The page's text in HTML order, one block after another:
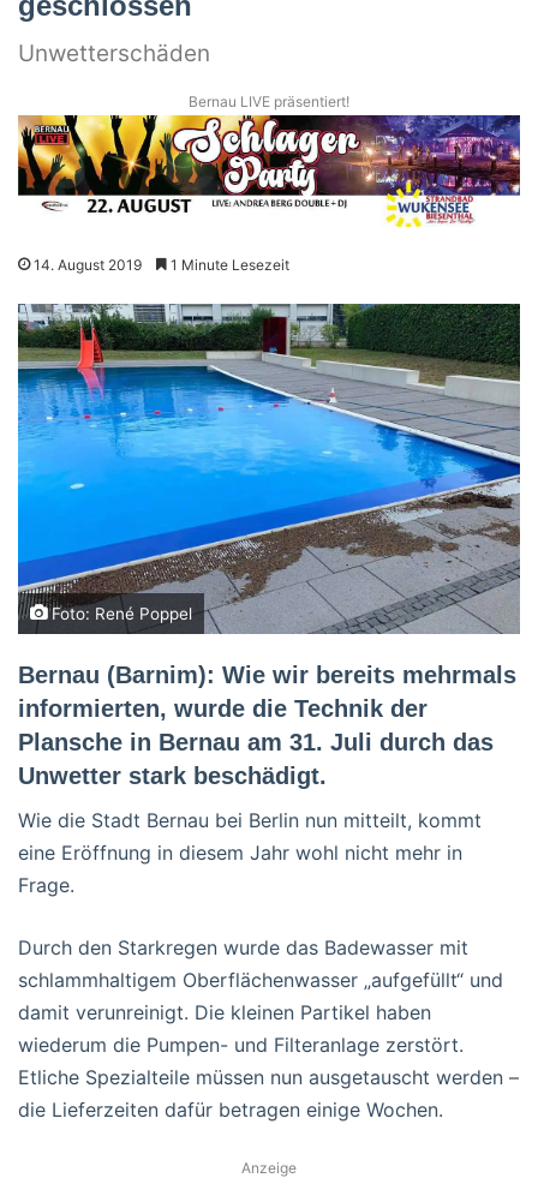
Unwetterschäden
Bernau LIVE präsentiert!
14. August 2019 1 Minute Lesezeit
Foto: René Poppel
Bernau (Barnim): Wie wir bereits mehrmals
informierten, wurde die Technik der
Plansche in Bernau am 31. Juli durch das
Unwetter stark beschädigt.
Wie die Stadt Bernau bei Berlin nun mitteilt, kommt
eine Eröffnung in diesem Jahr wohl nicht mehr in
Frage.
Durch den Starkregen wurde das Badewasser mit
schlammhaltigem Oberflächenwasser „aufgefüllt“ und
damit verunreinigt. Die kleinen Partikel haben
wiederum die Pumpen- und Filteranlage zerstört.
Etliche Spezialteile müssen nun ausgetauscht werden –
die Lieferzeiten dafür betragen einige Wochen.
Anzeige